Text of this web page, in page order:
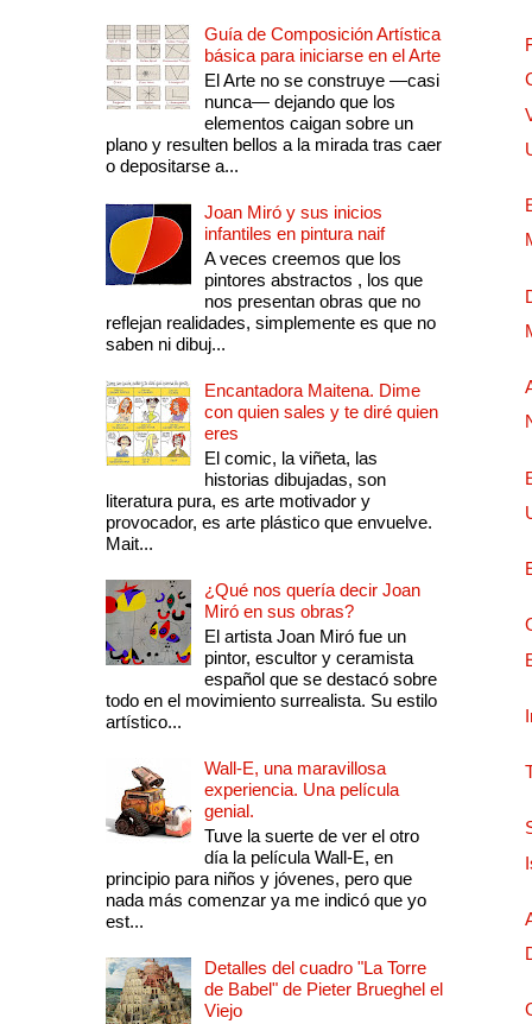
Guía de Composición Artística
básica para iniciarse en el Arte
El Arte no se construye —casi
nunca— dejando que los
elementos caigan sobre un
plano y resulten bellos a la mirada tras caer
o depositarse a...
Joan Miró y sus inicios
infantiles en pintura naif
A veces creemos que los
pintores abstractos , los que
nos presentan obras que no
reflejan realidades, simplemente es que no
saben ni dibuj...
Encantadora Maitena. Dime
con quien sales y te diré quien
eres
El comic, la viñeta, las
historias dibujadas, son
literatura pura, es arte motivador y
provocador, es arte plástico que envuelve.
Mait...
¿Qué nos quería decir Joan
Miró en sus obras?
El artista Joan Miró fue un
pintor, escultor y ceramista
español que se destacó sobre
todo en el movimiento surrealista. Su estilo
artístico...
Wall-E, una maravillosa
experiencia. Una película
genial.
Tuve la suerte de ver el otro
día la película Wall-E, en
principio para niños y jóvenes, pero que
nada más comenzar ya me indicó que yo
est...
Detalles del cuadro "La Torre
de Babel" de Pieter Brueghel el
Viejo